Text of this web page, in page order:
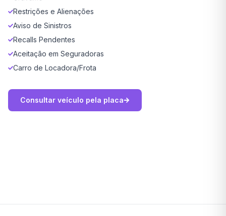
Restrições e Alienações
Aviso de Sinistros
Recalls Pendentes
Aceitação em Seguradoras
Carro de Locadora/Frota
Consultar veículo pela placa